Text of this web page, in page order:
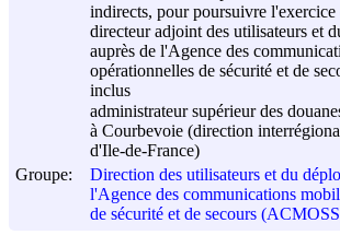
indirects, pour poursuivre l'exercice
directeur adjoint des utilisateurs et
auprès de l'Agence des
opérationnelles de sécurité et de
inclus
administrateur supérieur des
à Courbevoie (direction
d'Ile-de-France)
Groupe:
Direction des utilisateurs et du
l'Agence des communications
de sécurité et de secours